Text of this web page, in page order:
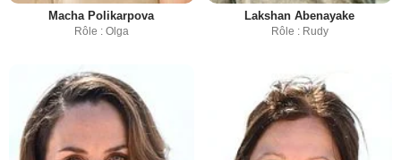
Macha Polikarpova
Rôle : Olga
Lakshan Abenayake
Rôle : Rudy